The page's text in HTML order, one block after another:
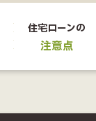
住宅ローンの
注意点